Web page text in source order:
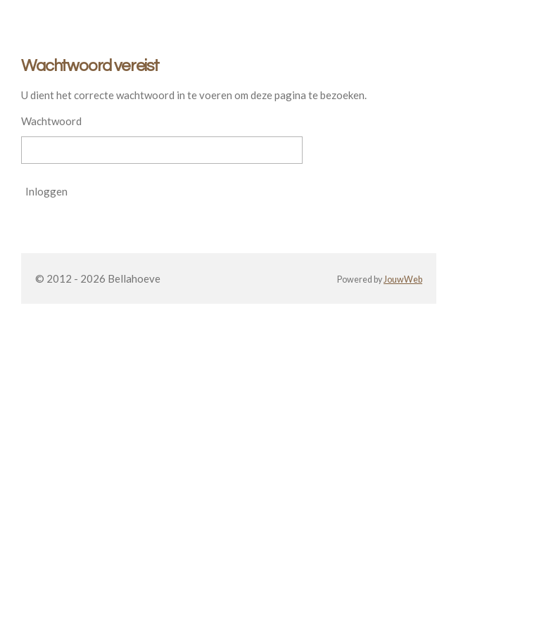
Wachtwoord vereist
U dient het correcte wachtwoord in te voeren om deze pagina te bezoeken.
Wachtwoord
Inloggen
© 2012 - 2026 Bellahoeve Powered by JouwWeb